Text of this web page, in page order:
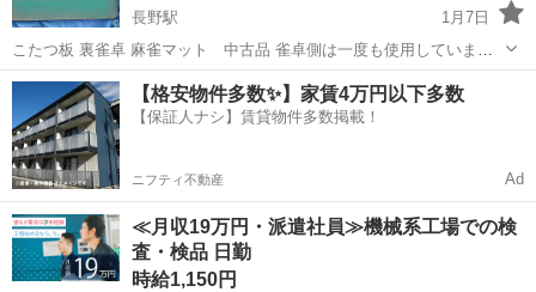
長野駅
1月7日
こたつ板 裏雀卓 麻雀マット 中古品 雀卓側は一度も使用していませ
んが保管で埃被っています。 寸法約60cm x 60 x 22厚さ 長野市稲...
長野 長野市 長野駅 カーペット/マット/ラグ マット
【格安物件多数✨】家賃4万円以下多数
【保証人ナシ】賃貸物件多数掲載！
ニフティ不動産 Ad
≪月収19万円・派遣社員≫機械系工場での検
査・検品 日勤
時給1,150円